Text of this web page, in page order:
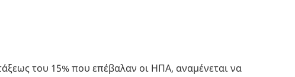
του 15% που επέβαλαν οι ΗΠΑ, αναμένεται να